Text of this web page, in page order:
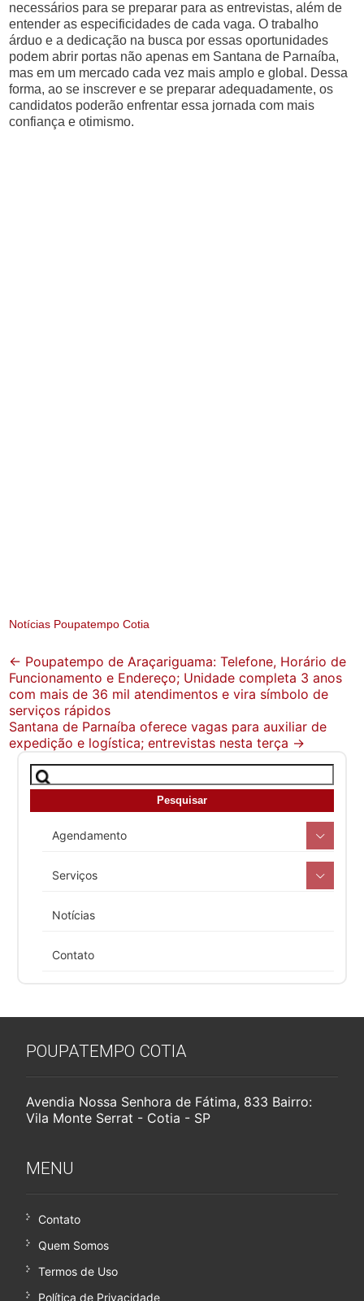
necessários para se preparar para as entrevistas, além de
entender as especificidades de cada vaga. O trabalho
árduo e a dedicação na busca por essas oportunidades
podem abrir portas não apenas em Santana de Parnaíba,
mas em um mercado cada vez mais amplo e global. Dessa
forma, ao se inscrever e se preparar adequadamente, os
candidatos poderão enfrentar essa jornada com mais
confiança e otimismo.
Notícias Poupatempo Cotia
Post
navigation
← Poupatempo de Araçariguama: Telefone, Horário de
Funcionamento e Endereço; Unidade completa 3 anos
com mais de 36 mil atendimentos e vira símbolo de
serviços rápidos
Santana de Parnaíba oferece vagas para auxiliar de
expedição e logística; entrevistas nesta terça →
Agendamento
Serviços
Notícias
Contato
POUPATEMPO COTIA
Avendia Nossa Senhora de Fátima, 833 Bairro:
Vila Monte Serrat - Cotia - SP
MENU
Contato
Quem Somos
Termos de Uso
Política de Privacidade